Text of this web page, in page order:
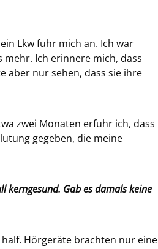
Lkw fuhr mich an. Ich war
Ich erinnere mich, dass
aber nur sehen, dass sie ihre
zwei Monaten erfuhr ich, dass
gegeben, die meine
kerngesund. Gab es damals keine
Hörgeräte brachten nur eine